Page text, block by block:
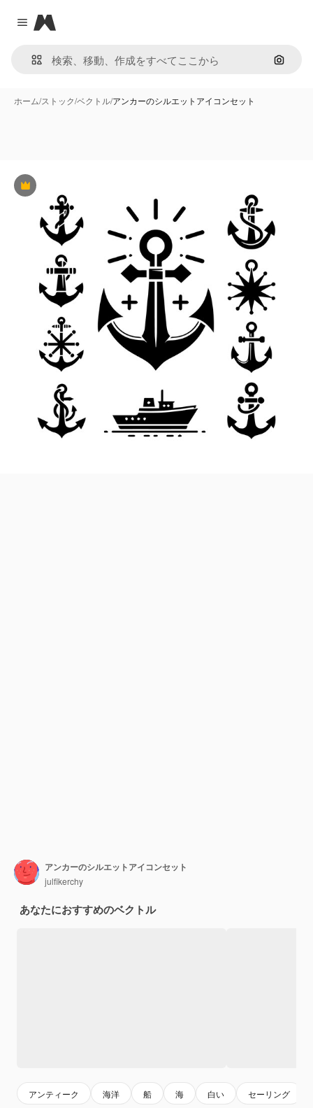
Close menu
Magnific
画像で
ホーム/ストック/ベクトル/アンカーのシルエットアイコンセット
Premium
アンカーのシルエットアイコンセット
julfikerchy
あなたにおすすめのベクトル
アンティーク 海洋 船 海 白い セーリング